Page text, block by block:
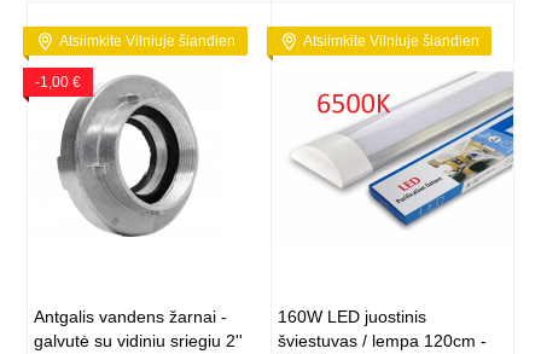
Atsiimkite Vilniuje šiandien
-1,00 €
Antgalis vandens žarnai -
galvutė su vidiniu sriegiu 2''
Atsiimkite Vilniuje šiandien
160W LED juostinis
šviestuvas / lempa 120cm -